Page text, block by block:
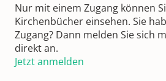
Nur mit einem Zugang können
Kirchenbücher einsehen. Sie
Zugang? Dann melden Sie sich
direkt an.
Jetzt anmelden